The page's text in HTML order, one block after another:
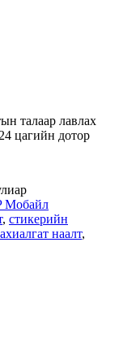
талаар лавлах
цагийн дотор
Мобайл
, стикерийн
наалт,